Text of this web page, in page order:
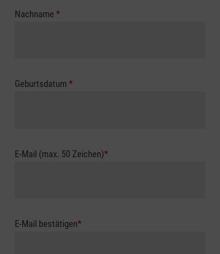
Nachname *
Geburtsdatum *
E-Mail (max. 50 Zeichen)*
E-Mail bestätigen*